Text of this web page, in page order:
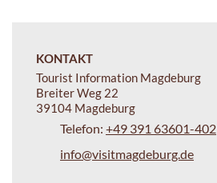
KONTAKT
Tourist Information Magdeburg
Breiter Weg 22
39104 Magdeburg
Telefon: +49 391 63601-402
info@visitmagdeburg.de